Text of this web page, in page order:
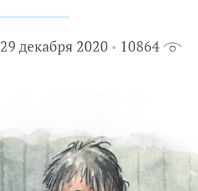
29 декабря 2020 10864